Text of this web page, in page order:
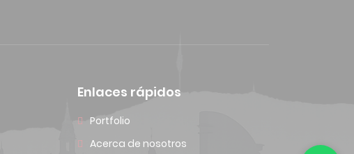
Enlaces rápidos
Portfolio
Acerca de nosotros